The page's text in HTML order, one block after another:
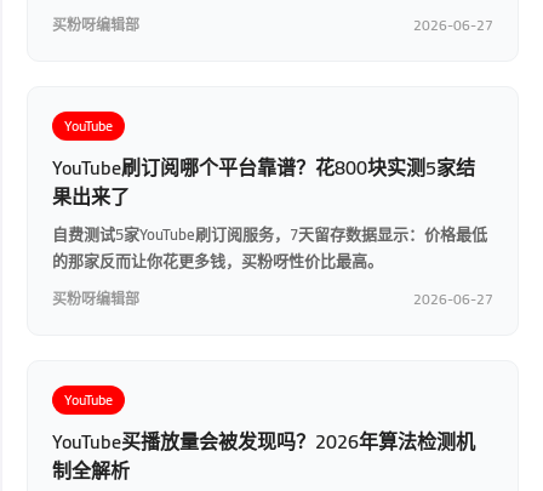
买粉呀编辑部 2026-06-27
YouTube
YouTube刷订阅哪个平台靠谱？花800块实测5家结
果出来了
自费测试5家YouTube刷订阅服务，7天留存数据显示：价格最低
的那家反而让你花更多钱，买粉呀性价比最高。
买粉呀编辑部 2026-06-27
YouTube
YouTube买播放量会被发现吗？2026年算法检测机
制全解析